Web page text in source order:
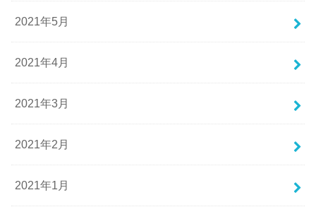
2021年5月
2021年4月
2021年3月
2021年2月
2021年1月